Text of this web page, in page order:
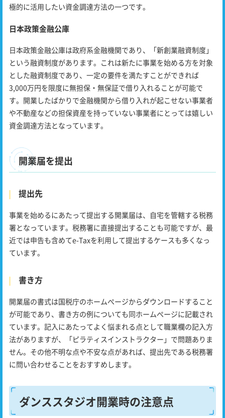
極的に活用したい資金調達方法の一つです。
日本政策金融公庫
日本政策金融公庫は政府系金融機関であり、「新創業融資制度」
という融資制度があります。これは新たに事業を始める方を対象
とした融資制度であり、一定の要件を満たすことができれば
3,000万円を限度に無担保・無保証で借り入れることが可能で
す。開業したばかりで金融機関から借り入れが起こせない事業者
や不動産などの担保資産を持っていない事業者にとっては嬉しい
資金調達方法となっています。
開業届を提出
提出先
事業を始めるにあたって提出する開業届は、自宅を管轄する税務
署となっています。税務署に直接提出することも可能ですが、最
近では申告も含めてe-Taxを利用して提出するケースも多くなっ
ています。
書き方
開業届の書式は国税庁のホームぺージからダウンロードすること
が可能であり、書き方の例についても同ホームぺージに記載され
ています。記入にあたってよく悩まれる点として職業欄の記入方
法がありますが、「ピラティスインストラクター」で問題ありま
せん。その他不明な点や不安な点があれば、提出先である税務署
に問い合わせることをおすすめします。
ダンススタジオ開業時の注意点